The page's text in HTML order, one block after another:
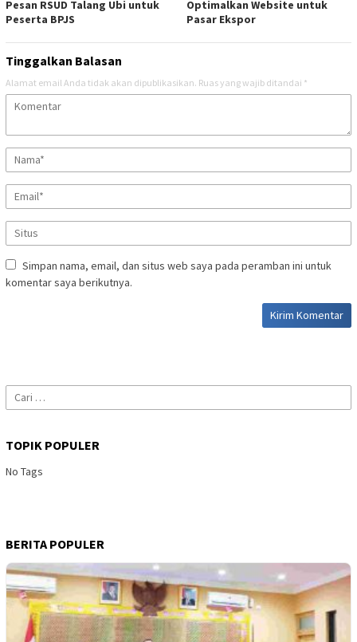
Pesan RSUD Talang Ubi untuk
Peserta BPJS
Optimalkan Website untuk
Pasar Ekspor
Tinggalkan Balasan
Alamat email Anda tidak akan dipublikasikan. Ruas yang wajib ditandai *
Simpan nama, email, dan situs web saya pada peramban ini untuk
komentar saya berikutnya.
Cari
untuk:
TOPIK POPULER
No Tags
BERITA POPULER